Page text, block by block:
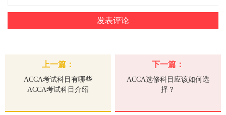
上一篇：
ACCA考试科目有哪些
ACCA考试科目介绍
下一篇：
ACCA选修科目应该如何选
择？